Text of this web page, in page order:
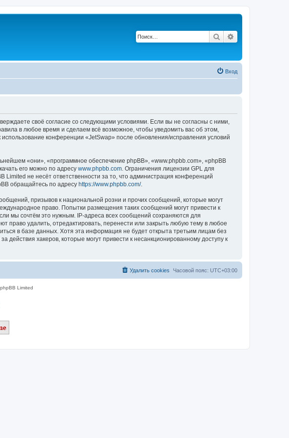
Поиск
Вход
своё согласие со следующими условиями. Если вы не согласны с ними,
в любое время и сделаем всё возможное, чтобы уведомить вас об этом,
конференции «JetSwap» после обновления/исправления условий
«они», «программное обеспечение phpBB», «www.phpbb.com», «phpBB
его можно по адресу www.phpbb.com. Ограничения лицензии GPL для
не несёт ответственности за то, что администрация конференций
обращайтесь по адресу https://www.phpbb.com/.
призывов к национальной розни и прочих сообщений, которые могут
право. Попытки размещения таких сообщений могут привести к
мы сочтём это нужным. IP-адреса всех сообщений сохраняются для
право удалить, отредактировать, перенести или закрыть любую тему в любое
в базе данных. Хотя эта информация не будет открыта третьим лицам без
хакеров, которые могут привести к несанкционированному доступу к
Часовой пояс: UTC+03:00
Удалить cookies
Limited